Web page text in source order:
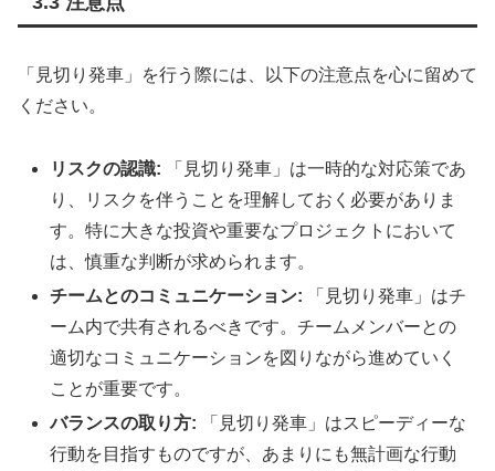
「見切り発車」を行う際には、以下の注意点を心に留めて
ください。
リスクの認識: 「見切り発車」は一時的な対応策であ
り、リスクを伴うことを理解しておく必要がありま
す。特に大きな投資や重要なプロジェクトにおいて
は、慎重な判断が求められます。
チームとのコミュニケーション: 「見切り発車」はチ
ーム内で共有されるべきです。チームメンバーとの
適切なコミュニケーションを図りながら進めていく
ことが重要です。
バランスの取り方: 「見切り発車」はスピーディーな
行動を目指すものですが、あまりにも無計画な行動